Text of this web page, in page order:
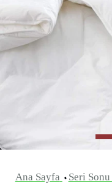
Ana Sayfa
Seri